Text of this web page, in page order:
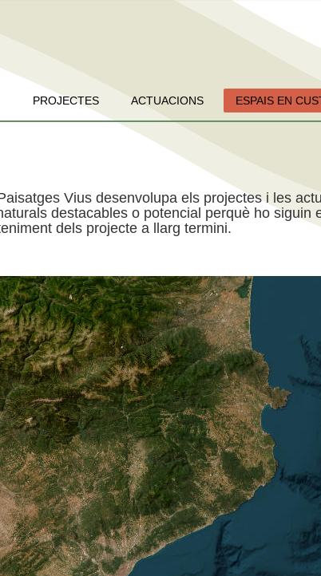
PROJECTES ACTUACIONS ESPAIS EN
Vius desenvolupa els projectes i les
destacables o potencial perquè ho siguin
dels projecte a llarg termini.